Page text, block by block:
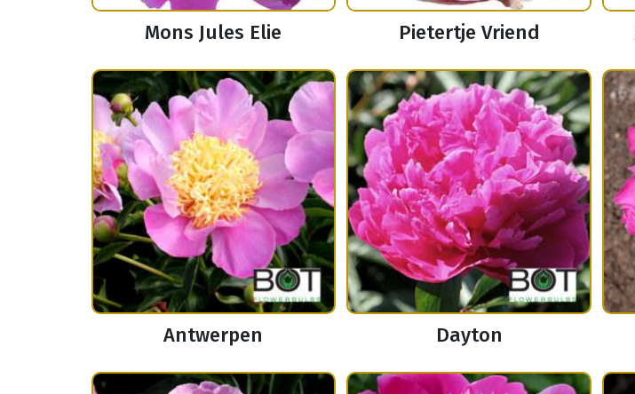
Mons Jules Elie Pietertje Vriend
Antwerpen Dayton